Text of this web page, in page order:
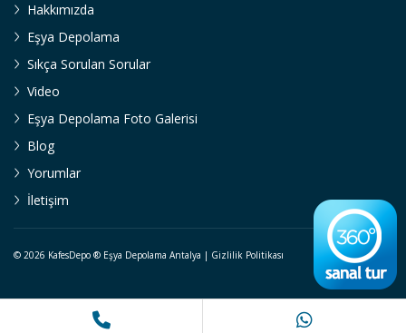
Hakkımızda
Eşya Depolama
Sıkça Sorulan Sorular
Video
Eşya Depolama Foto Galerisi
Blog
Yorumlar
İletişim
© 2026 KafesDepo ® Eşya Depolama Antalya | Gizlilik Politikası